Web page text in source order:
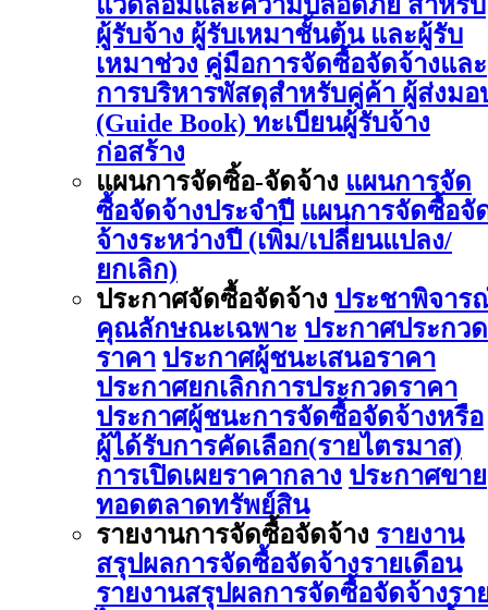
ผู้รับจ้าง ผู้รับเหมาชั้นต้น และผู้รับ
เหมาช่วง คู่มือการจัดซื้อจัดจ้างและ
การบริหารพัสดุสำหรับคู่ค้า ผู้ส่งมอ
(Guide Book) ทะเบียนผู้รับจ้าง
ก่อสร้าง
แผนการจัดซิ้อ-จัดจ้าง แผนการจัด
ซื้อจัดจ้างประจำปี แผนการจัดซื้อจั
จ้างระหว่างปี (เพิ่ม/เปลี่ยนแปลง/
ยกเลิก)
ประกาศจัดซื้อจัดจ้าง ประชาพิจาร
คุณลักษณะเฉพาะ ประกาศประกวด
ราคา ประกาศผู้ชนะเสนอราคา
ประกาศยกเลิกการประกวดราคา
ประกาศผู้ชนะการจัดซื้อจัดจ้างหรือ
ผู้ได้รับการคัดเลือก(รายไตรมาส)
การเปิดเผยราคากลาง ประกาศขาย
ทอดตลาดทรัพย์สิน
รายงานการจัดซื้อจัดจ้าง รายงาน
สรุปผลการจัดซื้อจัดจ้างรายเดือน
รายงานสรุปผลการจัดซื้อจัดจ้างรา